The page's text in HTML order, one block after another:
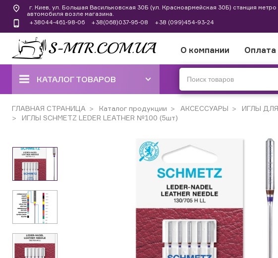
г. Киев, ул. Большая Васильковская 30Б (ул. Красноармейская 30Б) станция
автомобиля возле магазина.
+38044-461-98-06
+38(068)037-95-08 +38 (099)454-93-24
О компании Оплата
КАТАЛОГ ТОВАРОВ
ШВЕЙНЫЕ МАШИНЫ
ВЫШИВАЛЬНЫЕ И ШВЕЙНО-
ШВЕЙНЫЕ МАШИНЫ РУЧНОГО
СТЕЖКА
ВЯЗАЛЬНЫЕ МАШИНЫ
ГЛАВНАЯ СТРАНИЦА Каталог продукции АКСЕССУАРЫ
ИГЛЫ
ИГЛЫ SCHMETZ LEDER LEATHER №100 (5шт)